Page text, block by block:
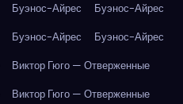
Буэнос-Айрес
Буэнос-Айрес
Буэнос-Айрес
Буэнос-Айрес
Виктор Гюго — Отверженные
Виктор Гюго — Отверженные